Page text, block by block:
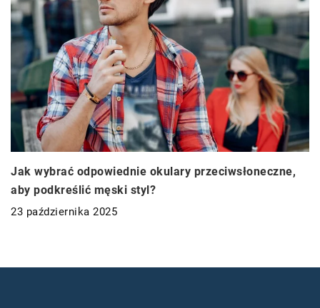
Jak wybrać odpowiednie okulary przeciwsłoneczne,
aby podkreślić męski styl?
23 października 2025